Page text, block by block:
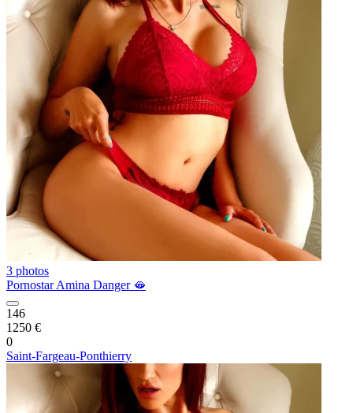
3 photos
Pornostar Amina Danger 🫦
146
1250 €
0
Saint-Fargeau-Ponthierry